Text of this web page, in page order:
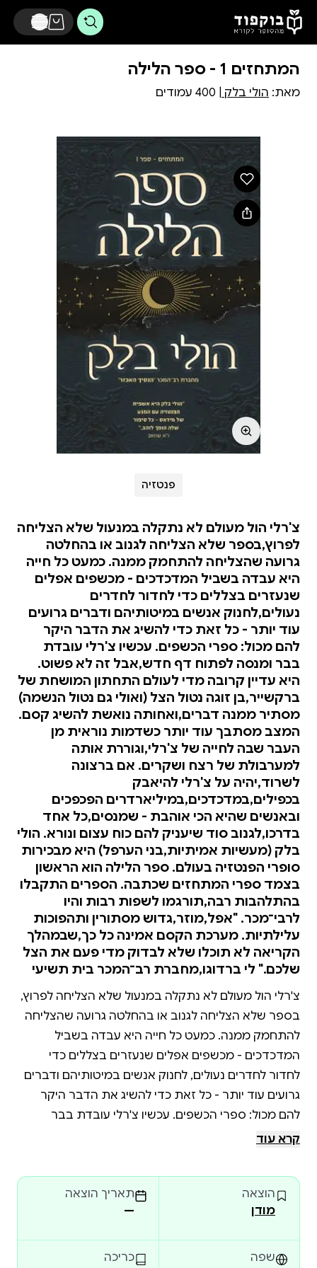
דלג לתוכן הראשי
המתחזים 1 - ספר הלילה
מאת: הולי בלק
פנטזיה
צ'רלי הול מעולם לא נתקלה במנעול שלא הצליחה
לפרוץ,בספר שלא הצליחה לגנוב או בהחלטה
גרועה שהצליחה להתחמק ממנה. כמעט כל חייה
היא עבדה בשביל המדכדכים - מכשפים אפלים
שנעזרים בצללים כדי לחדור לחדרים
נעולים,לחנוק אנשים במיטותיהם ודברים גרועים
עוד יותר - כל זאת כדי להשיג את הדבר היקר
להם מכול: ספרי הכשפים. עכשיו צ'רלי עובדת
בבר ומנסה לפתוח דף חדש,אבל זה לא פשוט.
היא עדיין קרובה מדי לעולם התחתון המושחת של
ברקשייר,בן זוגה נטול הצל (ואולי גם נטול הנשמה)
מסתיר ממנה דברים,ואחותה נואשת להשיג קסם.
המצב מסתבך עוד יותר כשדמות נוראית מן
העבר שבה לחייה של צ'רלי,וגוררת אותה
למערבולת של רצח ושקרים. אם ברצונה
לשרוד,יהיה על צ'רלי להיאבק
בכפילים,במדכדכים,במיליארדרים הפכפכים
ובאנשים שהיא הכי אוהבת - שמנסים,כל אחד
בדרכו,לגנוב סוד שיעניק להם כוח עצום ונורא. הולי
בלק (מעשיות אמיתיות,בני הערפל) היא מבכירות
סופרי הפנטזיה בעולם. ספר הלילה הוא הראשון
בצמד ספרי המתחזים שכתבה. הספרים התקבלו
בהתלהבות רבה,תורגמו לשפות רבות והיו
לרבי־מכר. "אפל,מוזר,גדוש מסתורין ותהפוכות
עלילתיות. מערכת הקסם אמינה כל כך,שבמהלך
הקריאה לא תוכלו שלא לבדוק מדי פעם את הצל
שלכם." לי ברדוגו,מחברת רב־המכר בית תשיעי
צ'רלי הול מעולם לא נתקלה במנעול שלא הצליחה לפרוץ,
בספר שלא הצליחה לגנוב או בהחלטה גרועה שהצליחה
להתחמק ממנה. כמעט כל חייה היא עבדה בשביל
המדכדכים - מכשפים אפלים שנעזרים בצללים כדי
לחדור לחדרים נעולים, לחנוק אנשים במיטותיהם ודברים
גרועים עוד יותר - כל זאת כדי להשיג את הדבר היקר
להם מכול: ספרי הכשפים. עכשיו צ'רלי עובדת בבר
ומנסה לפתוח דף חדש, אבל זה לא פשוט. היא עדיין
זוגה נטול הצל (ואולי גם נטול הנשמה) מסתיר ממנה
המצב מסתבך עוד יותר כשדמות נוראית מן העבר שבה
ושקרים. אם ברצונה לשרוד, יהיה על צ'רלי להיאבק
קרא עוד
הוצאה
מודן
תאריך הוצאה
—
שפה
כריכה